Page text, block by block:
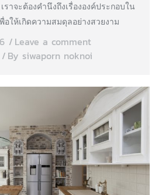
จะต้องคำนึงถึงเรื่ององค์ประกอบใน
อให้เกิดความสมดุลอย่างสวยงาม
Leave a comment
By siwaporn noknoi